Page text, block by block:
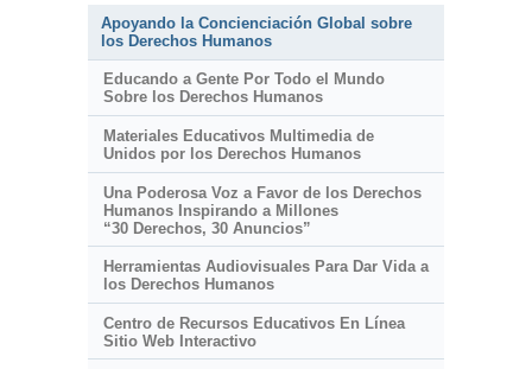
Apoyando la Concienciación Global sobre
los Derechos Humanos
Educando a Gente Por Todo el Mundo
Sobre los Derechos Humanos
Materiales Educativos Multimedia de
Unidos por los Derechos Humanos
Una Poderosa Voz a Favor de los Derechos
Humanos Inspirando a Millones
“30 Derechos, 30 Anuncios”
Herramientas Audiovisuales Para Dar Vida a
los Derechos Humanos
Centro de Recursos Educativos En Línea
Sitio Web Interactivo